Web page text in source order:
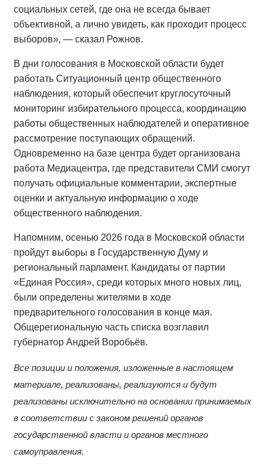
социальных сетей, где она не всегда бывает
объективной, а лично увидеть, как проходит процесс
выборов», — сказал Рожнов.
В дни голосования в Московской области будет
работать Ситуационный центр общественного
наблюдения, который обеспечит круглосуточный
мониторинг избирательного процесса, координацию
работы общественных наблюдателей и оперативное
рассмотрение поступающих обращений.
Одновременно на базе центра будет организована
работа Медиацентра, где представители СМИ смогут
получать официальные комментарии, экспертные
оценки и актуальную информацию о ходе
общественного наблюдения.
Напомним, осенью 2026 года в Московской области
пройдут выборы в Государственную Думу и
региональный парламент. Кандидаты от партии
«Единая Россия», среди которых много новых лиц,
были определены жителями в ходе
предварительного голосования в конце мая.
Общерегиональную часть списка возглавил
губернатор Андрей Воробьёв.
Все позиции и положения, изложенные в настоящем
материале, реализованы, реализуются и будут
реализованы исключительно на основании принимаемых
в соответствии с законом решений органов
государственной власти и органов местного
самоуправления.